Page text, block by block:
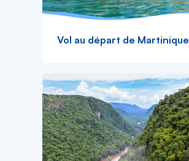
Vol au départ de Martinique